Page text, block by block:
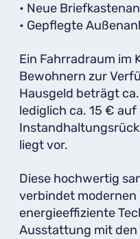
• Neue
• Gepflegte
Ein Fahrradraum im
Bewohnern zur
Hausgeld beträgt
lediglich ca. 15 € auf
liegt vor.
Diese hochwertig
verbindet modernen
energieeffiziente
Ausstattung mit den